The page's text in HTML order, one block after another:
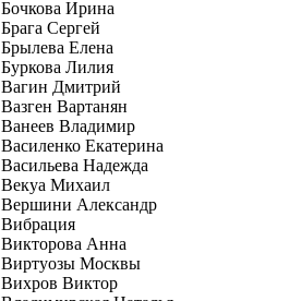
Бочкова Ирина
Брага Сергей
Брылева Елена
Буркова Лилия
Вагин Дмитрий
Вазген Вартанян
Ванеев Владимир
Василенко Екатерина
Васильева Надежда
Векуа Михаил
Вершини Александр
Вибрация
Викторова Анна
Виртуозы Москвы
Вихров Виктор